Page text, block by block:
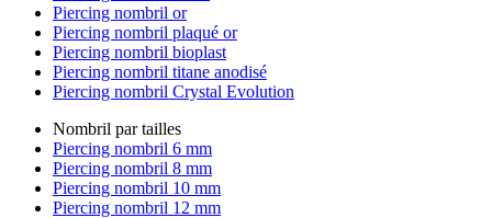
Piercing nombril or
Piercing nombril plaqué or
Piercing nombril bioplast
Piercing nombril titane anodisé
Piercing nombril Crystal Evolution
Nombril par tailles
Piercing nombril 6 mm
Piercing nombril 8 mm
Piercing nombril 10 mm
Piercing nombril 12 mm